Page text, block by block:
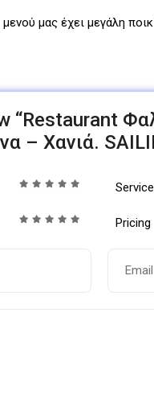
μας έχει μεγάλη
“Restaurant
– Χανιά.
Service
Pricing